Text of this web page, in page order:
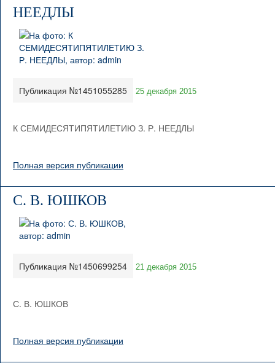
НЕЕДЛЫ
Публикация №1451055285 25 декабря 2015
К СЕМИДЕСЯТИПЯТИЛЕТИЮ З. Р. НЕЕДЛЫ
Полная версия публикации
С. В. ЮШКОВ
Публикация №1450699254 21 декабря 2015
С. В. ЮШКОВ
Полная версия публикации